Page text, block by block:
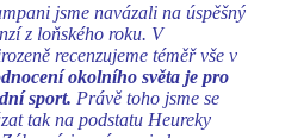
jsme navázali na úspěšný
z loňského roku. V
recenzujeme téměř vše v
okolního světa je pro
sport. Právě toho jsme se
tak na podstatu Heureky